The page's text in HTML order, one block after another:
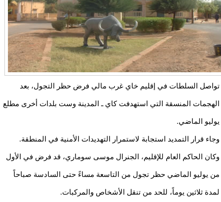
تواصل السلطات في إقليم خاي غرب مالي فرض حظر التجول، بعد
الهجمات المنسقة التي استهدفت كاي ـ المدينة وست بلدات أخرى مطلع
يوليو الماضي.
وجاء قرار التمديد استجابة لاستمرار التهديدات الأمنية في المنطقة.
وكان الحاكم العام للإقليم، الجنرال موسى سوماري، قد فرض في الأول
من يوليو الماضي حظر تجول من التاسعة مساءً حتى السادسة صباحاً
لمدة ثلاثين يوماً، للحد من تنقل الأشخاص والمركبات.